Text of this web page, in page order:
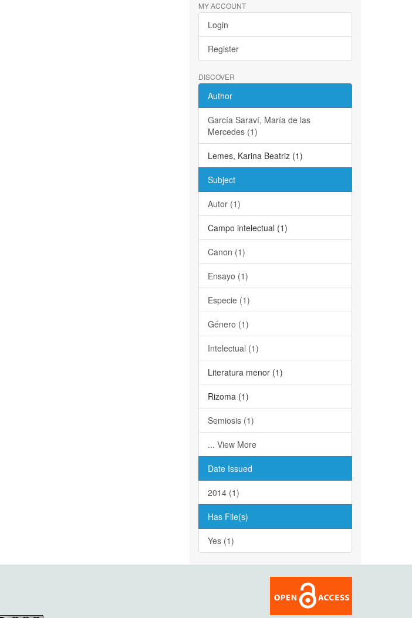
MY ACCOUNT
Login
Register
DISCOVER
Author
García Saraví, María de las
Mercedes (1)
Lemes, Karina Beatriz (1)
Subject
Autor (1)
Campo intelectual (1)
Canon (1)
Ensayo (1)
Especie (1)
Género (1)
Intelectual (1)
Literatura menor (1)
Rizoma (1)
Semiosis (1)
... View More
Date Issued
2014 (1)
Has File(s)
Yes (1)